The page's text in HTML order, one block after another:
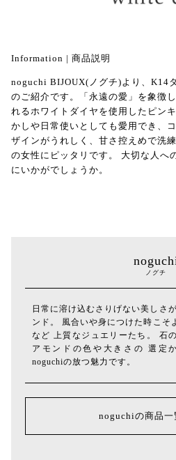
Information | 商品説明
noguchi BIJOUX(ノグチ)より、K14
のご紹介です。「永遠の愛」を象徴
れるホワイトダイヤを使用したピン
かしや日常使いとしても愛用でき、
ザインがうれしく、甘さ控えめで洗
の女性にピッタリです。 大切な人へ
にいかがでしょうか。
ノグチ
日常に溶け込むさりげない美しさ
ンド。 風合いや身につけた時こそ
など 上質なジュエリーたち。 石
アモンドの色や大きさの 選定
noguchiの放つ魅力です。
noguchiの商品一